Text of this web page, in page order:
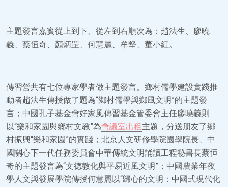
主題發言嘉賓從上到下、從左到右順次為：趙法生、廖曉
義、蔡恒奇、顏炳罡、何慧麗、牟堅、董小紅。
傳習營共有七位專家學者做主題發言。鄉村儒學建設實踐推
動者趙法生傳授做了題為“鄉村儒學與鄉風文明”的主題發
言；中國孔子基金會好家風傳習基金管委會主任廖曉義則
以“樂和家園與鄉村文教”為會議室出租主題，分送朋友了鄉
村振興“樂和家園”的實踐；北京人文研修學院國學院長、中
國關心下一代任務委員會中華傳統文明誦讀工程秘書長蔡恒
奇的主題發言為“文德教化與平易近風文明”；中國農業年夜
學人文與發展學院傳授何慧麗以“歸心的文明：中國式現代化